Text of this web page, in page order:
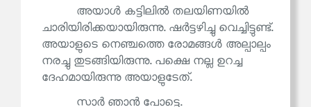
അയാൾ കട്ടിലിൽ തലയിണയിൽ
ചാരിയിരിക്കയായിരുന്നു. ഷർട്ടഴിച്ചു വെച്ചിട്ടുണ്ട്.
അയാളുടെ നെഞ്ചത്തെ രോമങ്ങൾ അല്പാല്പം
നരച്ചു തുടങ്ങിയിരുന്നു. പക്ഷെ നല്ല ഉറച്ച
ദേഹമായിരുന്നു അയാളുടേത്.
സാർ ഞാൻ പോട്ടെ.